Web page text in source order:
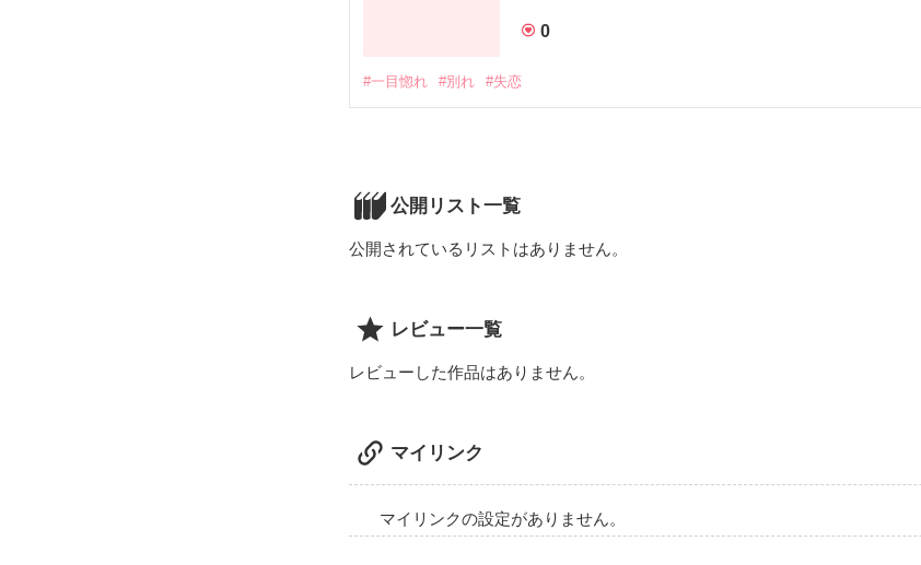
0
#一目惚れ #別れ #失恋
公開リスト一覧
公開されているリストはありません。
レビュー一覧
レビューした作品はありません。
マイリンク
マイリンクの設定がありません。